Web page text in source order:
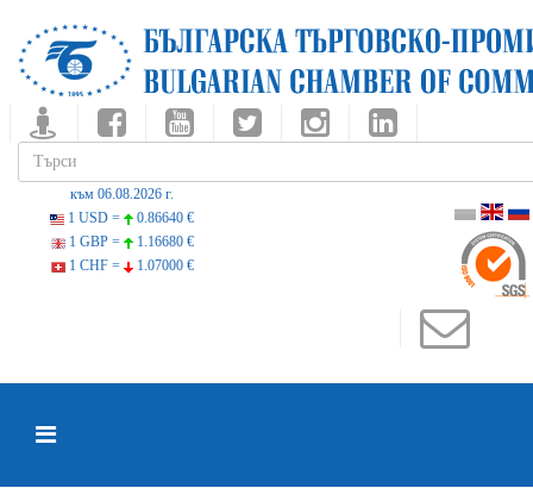
към 06.08.2026 г.
1 USD =
0.86640 €
1 GBP =
1.16680 €
1 CHF =
1.07000 €